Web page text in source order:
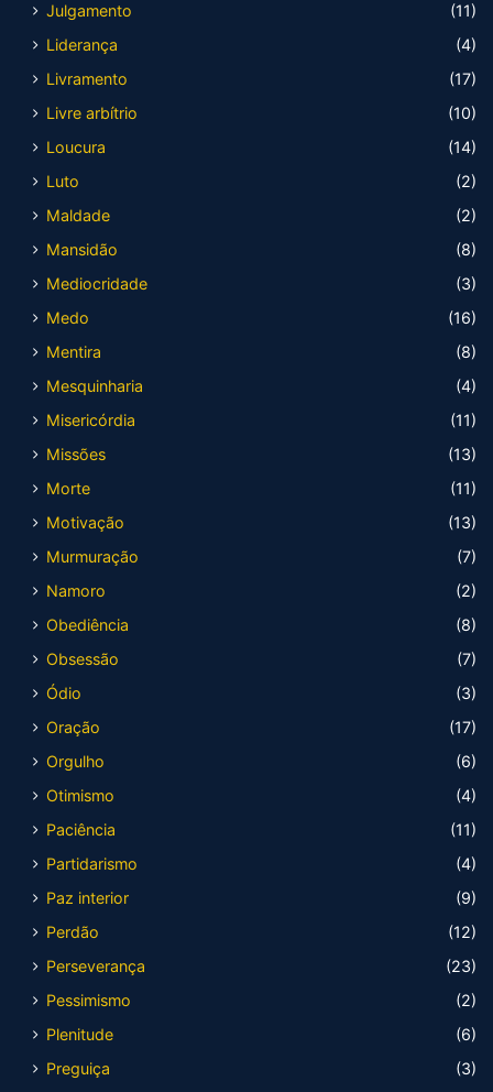
Julgamento
(11)
Liderança
(4)
Livramento
(17)
Livre arbítrio
(10)
Loucura
(14)
Luto
(2)
Maldade
(2)
Mansidão
(8)
Mediocridade
(3)
Medo
(16)
Mentira
(8)
Mesquinharia
(4)
Misericórdia
(11)
Missões
(13)
Morte
(11)
Motivação
(13)
Murmuração
(7)
Namoro
(2)
Obediência
(8)
Obsessão
(7)
Ódio
(3)
Oração
(17)
Orgulho
(6)
Otimismo
(4)
Paciência
(11)
Partidarismo
(4)
Paz interior
(9)
Perdão
(12)
Perseverança
(23)
Pessimismo
(2)
Plenitude
(6)
Preguiça
(3)